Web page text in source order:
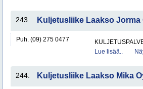
243. Kuljetusliike Laakso Jorma
Puh. (09) 275 0477
Lue lisää..
244. Kuljetusliike Laakso Mika